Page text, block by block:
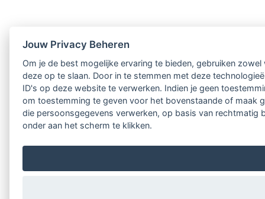
Jouw Privacy Beheren
Om je de best mogelijke ervaring te bieden, gebruiken
deze op te slaan. Door in te stemmen met deze
ID's op deze website te verwerken. Indien je geen
om toestemming te geven voor het bovenstaande of maak
die persoonsgegevens verwerken, op basis van rechtmatig
onder aan het scherm te klikken.